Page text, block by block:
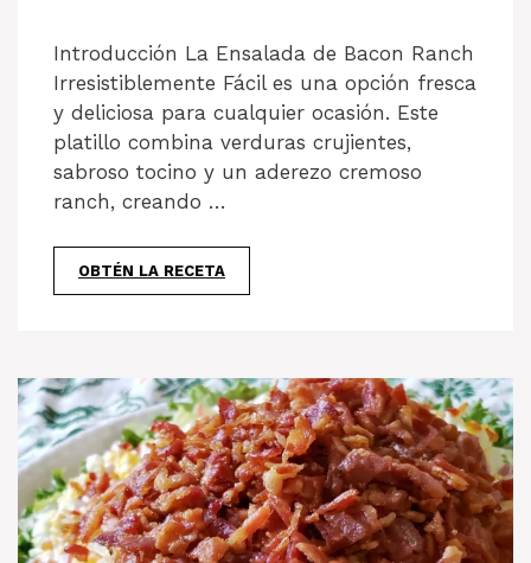
Introducción La Ensalada de Bacon Ranch
Irresistiblemente Fácil es una opción fresca
y deliciosa para cualquier ocasión. Este
platillo combina verduras crujientes,
sabroso tocino y un aderezo cremoso
ranch, creando …
OBTÉN LA RECETA